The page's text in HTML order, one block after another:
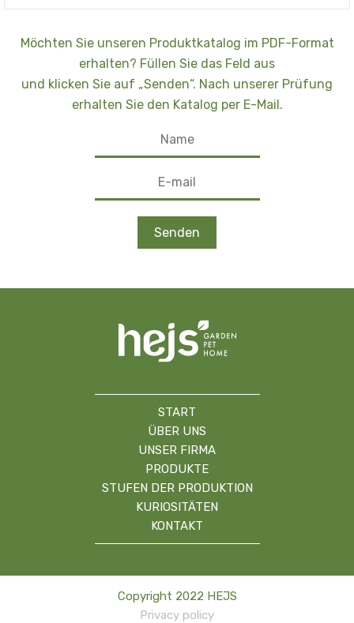
Möchten Sie unseren Produktkatalog im PDF-Format
erhalten? Füllen Sie das Feld aus
und klicken Sie auf „Senden“. Nach unserer Prüfung
erhalten Sie den Katalog per E-Mail.
START
ÜBER UNS
UNSER FIRMA
PRODUKTE
STUFEN DER PRODUKTION
KURIOSITÄTEN
KONTAKT
Copyright 2022 HEJS
Privacy policy